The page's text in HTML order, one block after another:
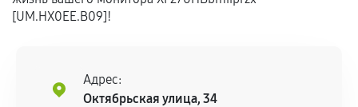
[UM.HX0EE.B09]!
Адрес:
Октябрьская улица, 34